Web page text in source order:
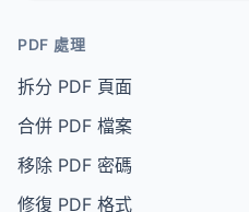
PDF 處理
拆分 PDF 頁面
合併 PDF 檔案
移除 PDF 密碼
修復 PDF 格式